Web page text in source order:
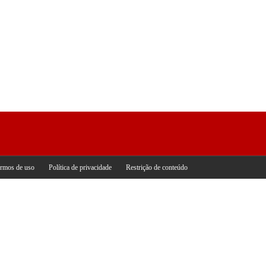
de uso Política de privacidade Restrição de conteúdo